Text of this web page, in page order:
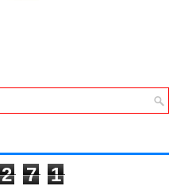
2 7 1